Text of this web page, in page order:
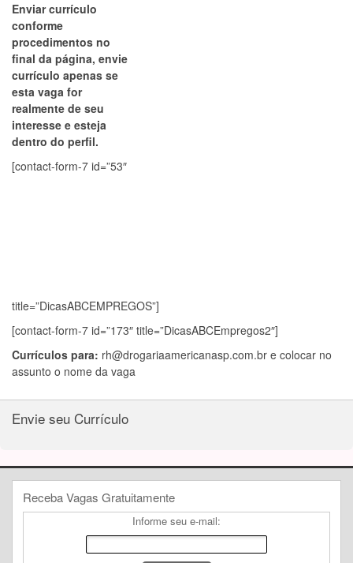
Enviar currículo
conforme
procedimentos no
final da página, envie
currículo apenas se
esta vaga for
realmente de seu
interesse e esteja
dentro do perfil.
[contact-form-7 id=”53″
title=”DicasABCEMPREGOS”]
[contact-form-7 id=”173″ title=”DicasABCEmpregos2″]
Currículos para: rh@drogariaamericanasp.com.br e colocar no
assunto o nome da vaga
Envie seu Currículo
Receba Vagas Gratuitamente
Informe seu e-mail: